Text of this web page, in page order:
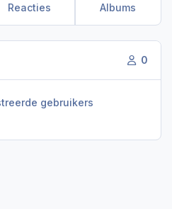
Reacties Albums
0
gebruikers